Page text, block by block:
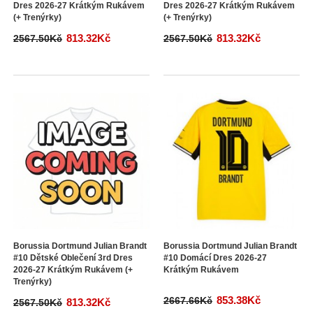
Dres 2026-27 Krátkým Rukávem
(+ Trenýrky)
2567.50Kč 813.32Kč
Dres 2026-27 Krátkým Rukávem
(+ Trenýrky)
2567.50Kč 813.32Kč
Borussia Dortmund Julian Brandt
#10 Dětské Oblečení 3rd Dres
2026-27 Krátkým Rukávem (+
Trenýrky)
2567.50Kč 813.32Kč
Borussia Dortmund Julian Brandt
#10 Domácí Dres 2026-27
Krátkým Rukávem
2667.66Kč 853.38Kč